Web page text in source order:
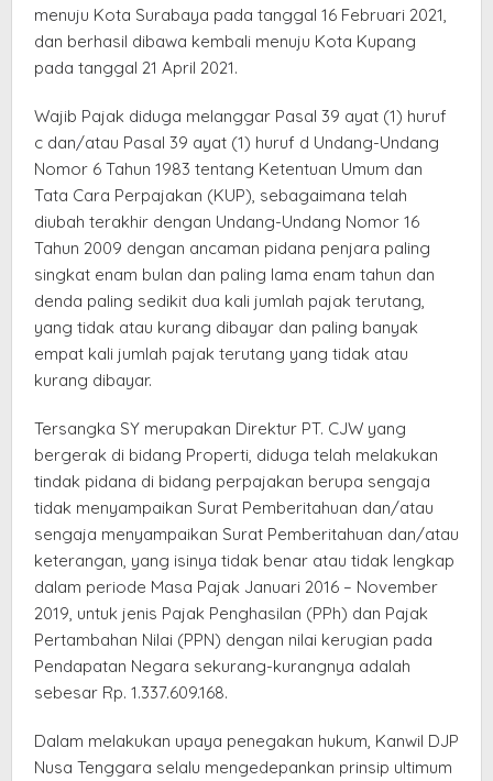
menuju Kota Surabaya pada tanggal 16 Februari 2021,
dan berhasil dibawa kembali menuju Kota Kupang
pada tanggal 21 April 2021.
Wajib Pajak diduga melanggar Pasal 39 ayat (1) huruf
c dan/atau Pasal 39 ayat (1) huruf d Undang-Undang
Nomor 6 Tahun 1983 tentang Ketentuan Umum dan
Tata Cara Perpajakan (KUP), sebagaimana telah
diubah terakhir dengan Undang-Undang Nomor 16
Tahun 2009 dengan ancaman pidana penjara paling
singkat enam bulan dan paling lama enam tahun dan
denda paling sedikit dua kali jumlah pajak terutang,
yang tidak atau kurang dibayar dan paling banyak
empat kali jumlah pajak terutang yang tidak atau
kurang dibayar.
Tersangka SY merupakan Direktur PT. CJW yang
bergerak di bidang Properti, diduga telah melakukan
tindak pidana di bidang perpajakan berupa sengaja
tidak menyampaikan Surat Pemberitahuan dan/atau
sengaja menyampaikan Surat Pemberitahuan dan/atau
keterangan, yang isinya tidak benar atau tidak lengkap
dalam periode Masa Pajak Januari 2016 – November
2019, untuk jenis Pajak Penghasilan (PPh) dan Pajak
Pertambahan Nilai (PPN) dengan nilai kerugian pada
Pendapatan Negara sekurang-kurangnya adalah
sebesar Rp. 1.337.609.168.
Dalam melakukan upaya penegakan hukum, Kanwil DJP
Nusa Tenggara selalu mengedepankan prinsip ultimum